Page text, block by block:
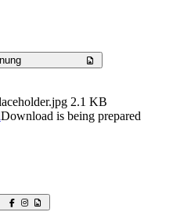
2.1 KB
Download is being prepared